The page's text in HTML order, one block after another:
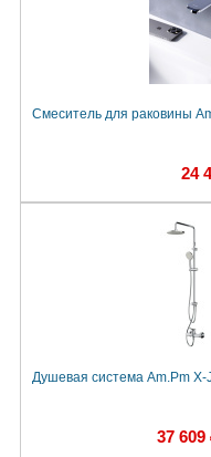
Смеситель для раковины
24
Душевая система Am.Pm
37 609